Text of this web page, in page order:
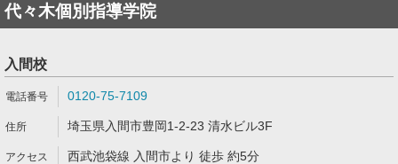
代々木個別指導学院
入間校
0120-75-7109
埼玉県入間市豊岡1-2-23 清水ビル3F
西武池袋線 入間市より 徒歩 約5分